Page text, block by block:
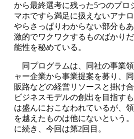
から最終選考に残った5つのプロ
マホですら満足に扱えないアナ
やらさっぱりわからない部分も
激的でワクワクするものばかり
能性を秘めている。
同プログラムは、同社の事業
ャー企業から事業提案を募り、
販路などの経営リソースと掛け
ビジネスモデルの創出を目指す
は盛んにおこなわれているが、
を越えたものは他にないという
に続き、今回は第2回目。